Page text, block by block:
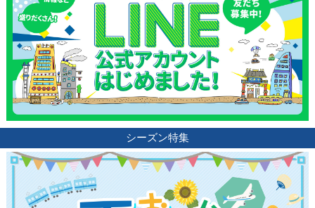
シーズン特集